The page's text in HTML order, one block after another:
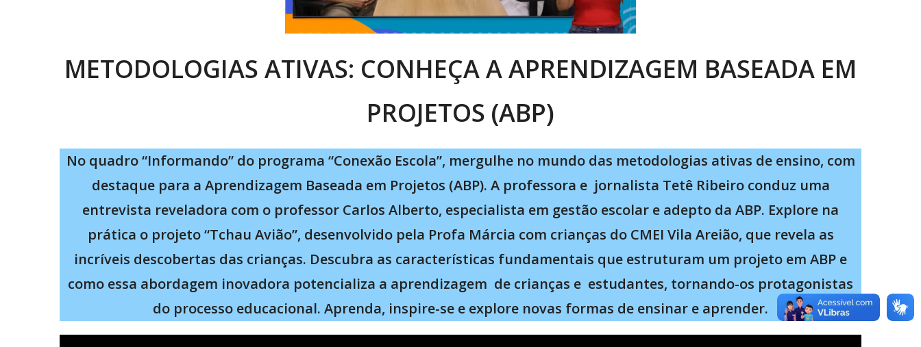
METODOLOGIAS ATIVAS: CONHEÇA A APRENDIZAGEM BASEADA EM
PROJETOS (ABP)
No quadro “Informando” do programa “Conexão Escola”, mergulhe no mundo das metodologias ativas de ensino, com
destaque para a Aprendizagem Baseada em Projetos (ABP). A professora e jornalista Tetê Ribeiro conduz uma
entrevista reveladora com o professor Carlos Alberto, especialista em gestão escolar e adepto da ABP. Explore na
prática o projeto “Tchau Avião”, desenvolvido pela Profa Márcia com crianças do CMEI Vila Areião, que revela as
incríveis descobertas das crianças. Descubra as características fundamentais que estruturam um projeto em ABP e
como essa abordagem inovadora potencializa a aprendizagem de crianças e estudantes, tornando-os protagonistas
do processo educacional. Aprenda, inspire-se e explore novas formas de ensinar e aprender.